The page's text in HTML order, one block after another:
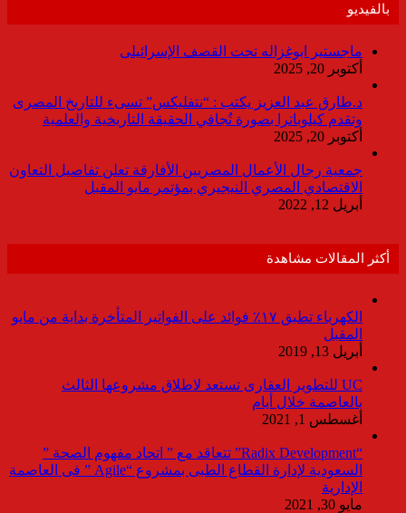
بالفيديو
ماجستير ابوغزاله تحت القصف الإسرائيلى
أكتوبر 20, 2025
د.طارق عبد العزيز يكتب : “نتفليكس” تسىء للتاريخ المصرى
وتقدم كيلوباترا بصورة تُجافي الحقيقة التاريخية والعلمية
أكتوبر 20, 2025
جمعية رجال الأعمال المصريين الأفارقة تعلن تفاصيل التعاون
الاقتصادي المصري النيجيري بمؤتمر مايو المقبل
أبريل 12, 2022
أكثر المقالات مشاهدة
الكهرباء تطبق ١٧٪ فوائد على الفواتير المتأخرة بداية من مايو
المقبل
أبريل 13, 2019
UC للتطوير العقارى تستعد لاطلاق مشروعها الثالث
بالعاصمة خلال أيام
أغسطس 1, 2021
“Radix Development” تتعاقد مع ” اتحاد مفهوم الصحة ”
السعودية لإدارة القطاع الطبى بمشروع “Agile ” فى العاصمة
الإدارية
مايو 30, 2021